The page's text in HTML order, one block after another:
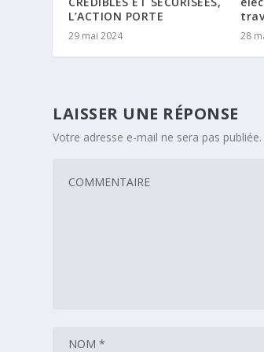
L’ACTION PORTE
29 mai 2024 28
LAISSER UNE RÉPONSE
Votre adresse e-mail ne sera pas publiée.